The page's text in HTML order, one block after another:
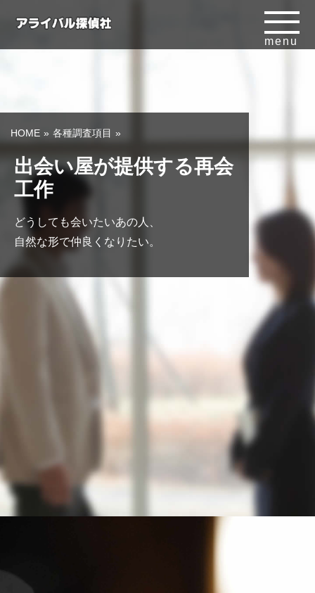
menu
HOME 各種調査項目
出会い屋が提供する再会
工作
どうしても会いたいあの人、
自然な形で仲良くなりたい。